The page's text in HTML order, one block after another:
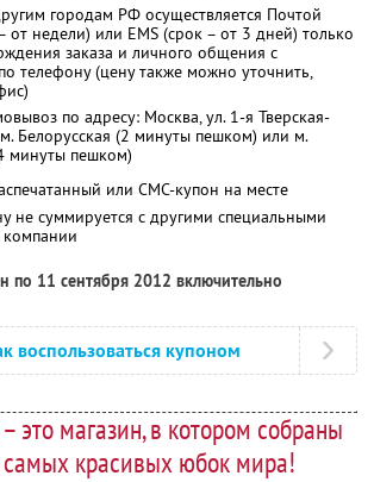
городам РФ осуществляется Почтой
от недели) или EMS (срок – от 3 дней) только
заказа и личного общения с
телефону (цену также можно уточнить,
по адресу: Москва, ул. 1-я Тверская-
Белорусская (2 минуты пешком) или м.
минуты пешком)
или СМС-купон на месте
не суммируется с другими специальными
по 11 сентября 2012 включительно
воспользоваться купоном
это магазин, в котором собраны
красивых юбок мира!